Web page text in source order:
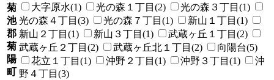
菊
池
郡
菊
陽
町
大字原水(1) 光の森１丁目(2)
光の森３丁目(1)
光の森４丁目(3)
光の森７丁目(1)
新山１丁目(1)
新山２丁目(1)
新山３丁目(1)
武蔵ヶ丘１丁目(2)
武蔵ヶ丘２丁目(2)
武蔵ヶ丘北１丁目(2)
向陽台(5)
花立１丁目(1)
沖野２丁目(1) 沖野３丁目(1)
沖
野４丁目(3)